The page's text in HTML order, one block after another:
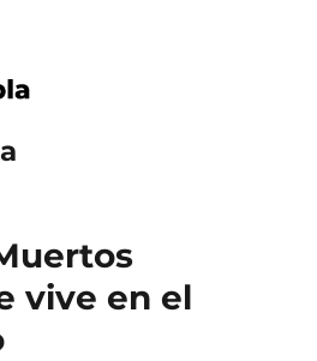
vive en el